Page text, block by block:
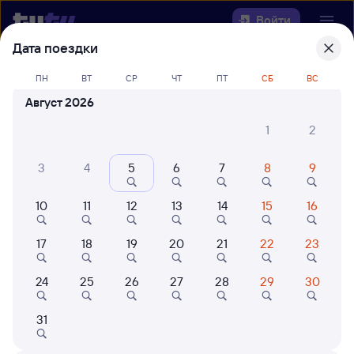
Войти
Выберите день, чтобы найтиж/д
билеты Сенная — Таксимо
42 млн путешествуют с
Когда
Кто едет
Дата поездки
ПН ВТ СР ЧТ ПТ СБ ВС
Август 2026
1
2
3 4 5 6 7 8 9
10 11 12 13 14 15 16
17 18 19 20 21 22 23
24 25 26 27 28 29 30
31